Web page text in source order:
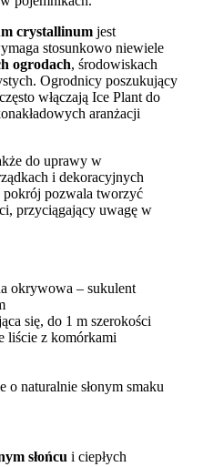
crystallinum jest
stosunkowo niewiele
ogrodach, środowiskach
Ogrodnicy poszukujący
często włączają Ice Plant do
aranżacji
do uprawy w
i dekoracyjnych
pokrój pozwala tworzyć
przyciągający uwagę w
okrywowa – sukulent
się, do 1 m szerokości
liście z komórkami
o naturalnie słonym smaku
słońcu i ciepłych